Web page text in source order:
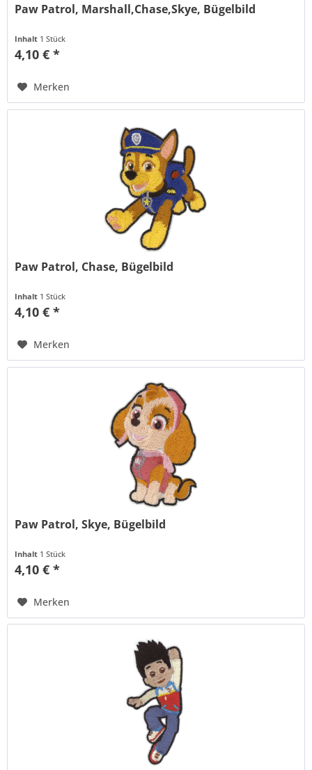
Paw Patrol, Marshall,Chase,Skye, Bügelbild
Inhalt 1 Stück
4,10 € *
Merken
Paw Patrol, Chase, Bügelbild
Inhalt 1 Stück
4,10 € *
Merken
Paw Patrol, Skye, Bügelbild
Inhalt 1 Stück
4,10 € *
Merken